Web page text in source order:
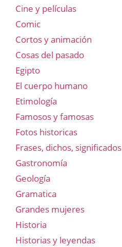
Cine y películas
Comic
Cortos y animación
Cosas del pasado
Egipto
El cuerpo humano
Etimología
Famosos y famosas
Fotos historicas
Frases, dichos, significados
Gastronomía
Geología
Gramatica
Grandes mujeres
Historia
Historias y leyendas